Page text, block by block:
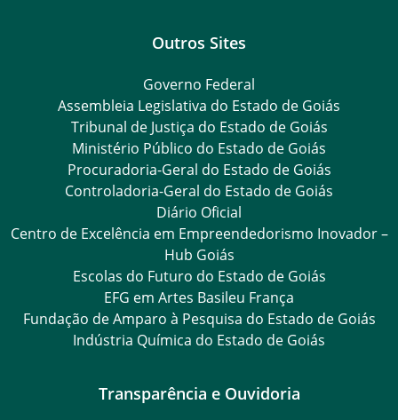
Outros Sites
Governo Federal
Assembleia Legislativa do Estado de Goiás
Tribunal de Justiça do Estado de Goiás
Ministério Público do Estado de Goiás
Procuradoria-Geral do Estado de Goiás
Controladoria-Geral do Estado de Goiás
Diário Oficial
Centro de Excelência em Empreendedorismo Inovador –
Hub Goiás
Escolas do Futuro do Estado de Goiás
EFG em Artes Basileu França
Fundação de Amparo à Pesquisa do Estado de Goiás
Indústria Química do Estado de Goiás
Transparência e Ouvidoria